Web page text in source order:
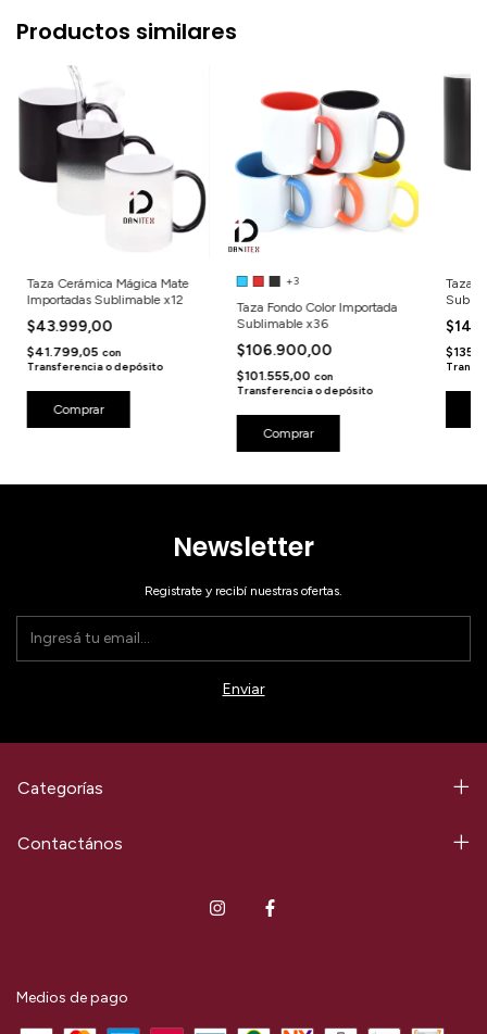
Productos similares
Taza Cerámica Mágica Mate
Importadas Sublimable x12
$43.999,00
$41.799,05 con
Transferencia o depósito
Comprar
+3
Taza Fondo Color Importada
Sublimable x36
$106.900,00
$101.555,00 con
Transferencia o depósito
Comprar
Taza
Newsletter
Registrate y recibí nuestras ofertas.
Categorías
Contactános
Medios de pago